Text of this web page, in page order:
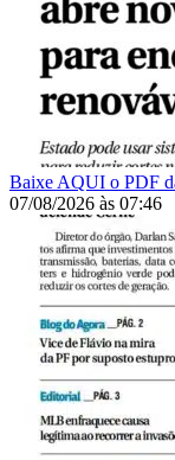
Baixe AQUI o PDF
07/08/2026 às 07:46